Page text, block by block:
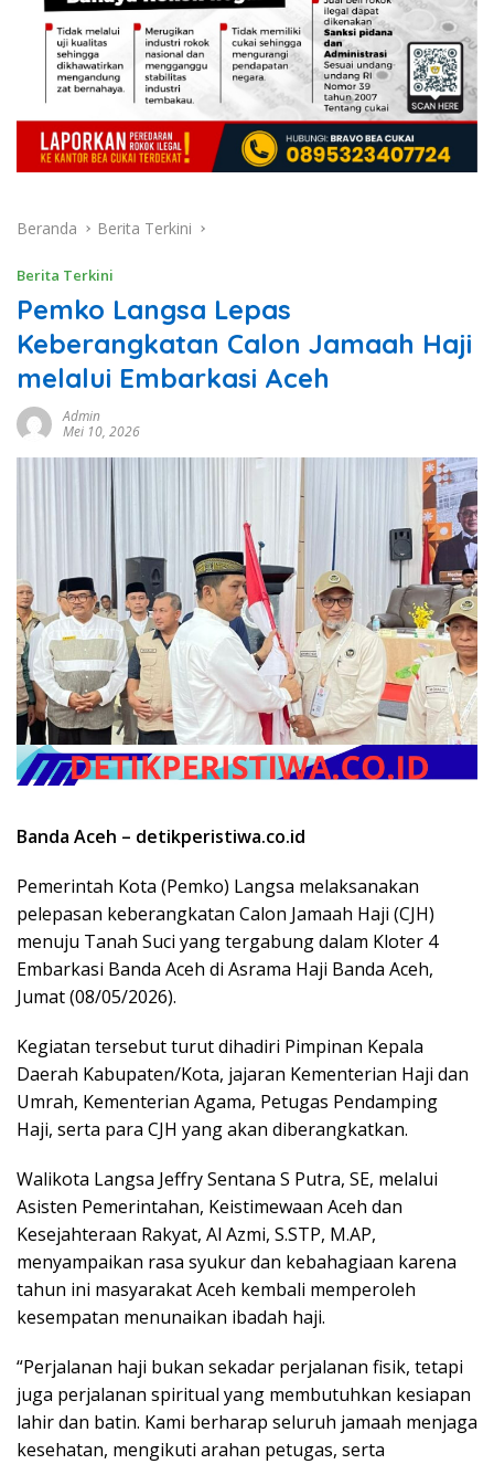
Beranda Berita Terkini
Berita Terkini
Pemko Langsa Lepas
Keberangkatan Calon Jamaah Haji
melalui Embarkasi Aceh
Admin
Mei 10, 2026
Banda Aceh – detikperistiwa.co.id
Pemerintah Kota (Pemko) Langsa melaksanakan
pelepasan keberangkatan Calon Jamaah Haji (CJH)
menuju Tanah Suci yang tergabung dalam Kloter 4
Embarkasi Banda Aceh di Asrama Haji Banda Aceh,
Jumat (08/05/2026).
Kegiatan tersebut turut dihadiri Pimpinan Kepala
Daerah Kabupaten/Kota, jajaran Kementerian Haji dan
Umrah, Kementerian Agama, Petugas Pendamping
Haji, serta para CJH yang akan diberangkatkan.
Walikota Langsa Jeffry Sentana S Putra, SE, melalui
Asisten Pemerintahan, Keistimewaan Aceh dan
Kesejahteraan Rakyat, Al Azmi, S.STP, M.AP,
menyampaikan rasa syukur dan kebahagiaan karena
tahun ini masyarakat Aceh kembali memperoleh
kesempatan menunaikan ibadah haji.
“Perjalanan haji bukan sekadar perjalanan fisik, tetapi
juga perjalanan spiritual yang membutuhkan kesiapan
lahir dan batin. Kami berharap seluruh jamaah menjaga
kesehatan, mengikuti arahan petugas, serta